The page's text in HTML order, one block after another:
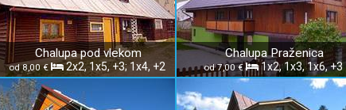
Chalupa pod vlekom
od 8,00 € 2x2, 1x5, +3; 1x4, +2
Chalupa Praženica
od 7,00 € 1x2, 1x3, 1x6, +3